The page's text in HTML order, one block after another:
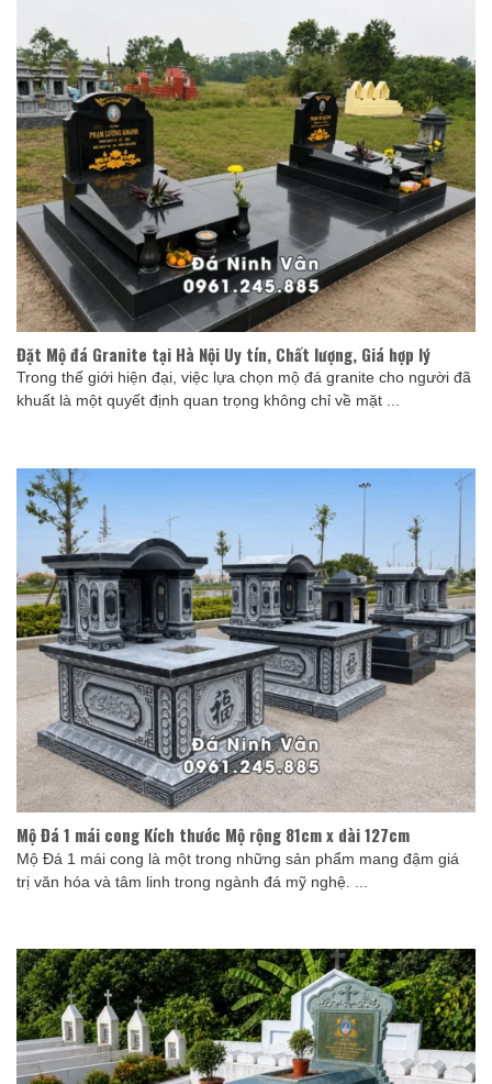
Đặt Mộ đá Granite tại Hà Nội Uy tín, Chất lượng, Giá hợp lý
Trong thế giới hiện đại, việc lựa chọn mộ đá granite cho người đã
khuất là một quyết định quan trọng không chỉ về mặt ...
Mộ Đá 1 mái cong Kích thước Mộ rộng 81cm x dài 127cm
Mộ Đá 1 mái cong là một trong những sản phẩm mang đậm giá
trị văn hóa và tâm linh trong ngành đá mỹ nghệ. ...